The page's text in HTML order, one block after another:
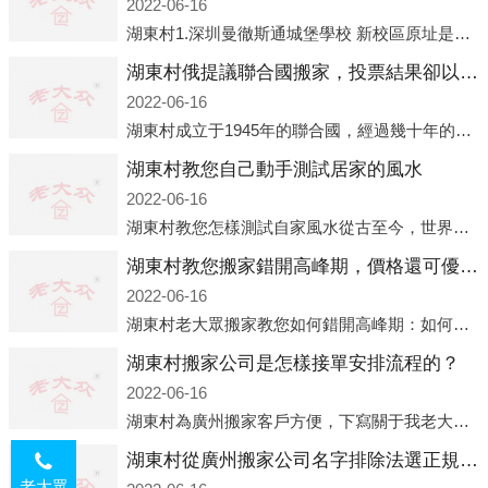
2022-06-16
湖東村1.深圳曼徹斯通城堡學校 新校區原址是蛇口國際據悉，此次曼徹斯通城堡學校搬遷到蛇口新校區的開辦與蛇口外籍人員子女學校（蛇口國際）有很大的關聯。2021年，太子灣實驗部就宣布在2022年正式并入蛇口外籍
湖東村俄提議聯合國搬家，投票結果卻以慘敗收場
2022-06-16
湖東村成立于1945年的聯合國，經過幾十年的發展，如今擁有193個成員國。擁有如此眾多會員國的聯合國，可以說是世界上最具代表性的國際組織，也是世界上分量最重、有著較高話語權的國際組織。但以美國為首的西方國家
湖東村教您自己動手測試居家的風水
2022-06-16
湖東村教您怎樣測試自家風水從古至今，世界各地的人們都在研究人在乾坤中的位置以及它們所形成的關系。通過探究季節轉換、星象變化，并且在所觀測到的自然規律的指導下，人們開始認識到居住在不同住宅中的人，其一生中的財
湖東村教您搬家錯開高峰期，價格還可優惠！
2022-06-16
湖東村老大眾搬家教您如何錯開高峰期：如何錯開高峰期搬家，老大眾搬家做了一些電話數據統計和分析，發現市民中午2點左右訪問網站的人是最多的，電話咨詢是早上9點左右是最多的，預約搬家周六和周日是最多的，網上QQ微
湖東村搬家公司是怎樣接單安排流程的？
2022-06-16
湖東村為廣州搬家客戶方便，下寫關于我老大眾搬家公司接單的流程，九條給搬家朋友參考，了解搬家公司工序，免去搬家時的沒有準備好的工作，給您及時快速的搬好家。一．電話咨詢：專人接待客戶電話咨詢，初步了解客戶搬 家
湖東村從廣州搬家公司名字排除法選正規公司